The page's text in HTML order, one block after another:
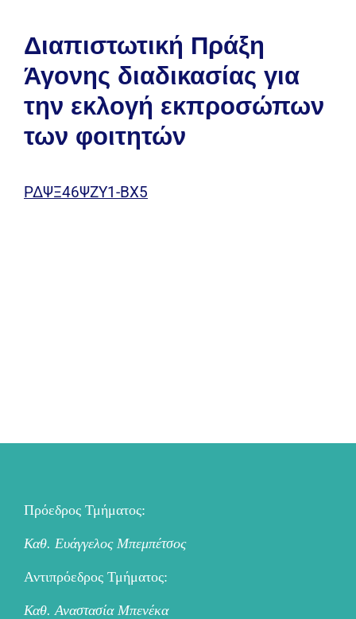
Διαπιστωτική Πράξη
Άγονης διαδικασίας για
την εκλογή εκπροσώπων
των φοιτητών
ΡΔΨΞ46ΨΖΥ1-ΒΧ5
Πρόεδρος Τμήματος:
Καθ. Ευάγγελος Μπεμπέτσος
Αντιπρόεδρος Τμήματος:
Καθ. Αναστασία Μπενέκα